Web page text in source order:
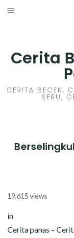
Skip
Cerita
CERITA BECEK,
SERU,
19,615 views
in
Cerita panas –
CERITA SEX HOT
CERITA SKANDAL
CERITA BASAH